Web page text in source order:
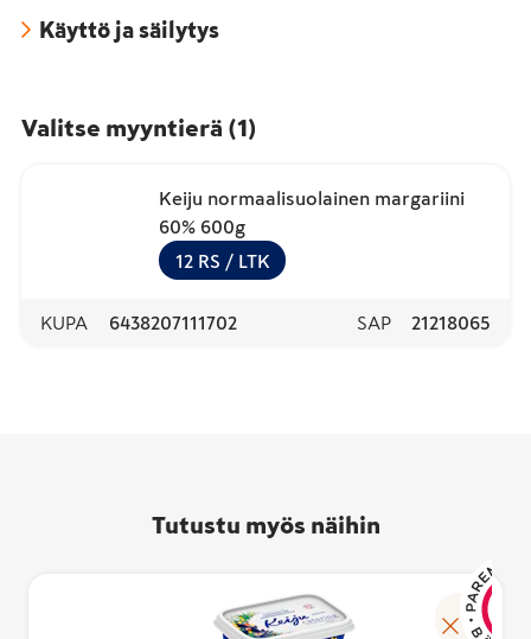
Käyttö ja säilytys
Valitse myyntierä (1 )
Keiju normaalisuolainen margariini
60% 600g
12 RS / LTK
KUPA 6438207111702 SAP 21218065
Tutustu myös näihin